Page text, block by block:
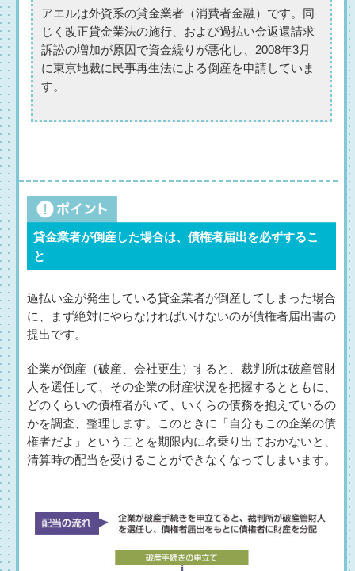
アエルは外資系の貸金業者（消費者金融）です。同
じく改正貸金業法の施行、および過払い金返還請求
訴訟の増加が原因で資金繰りが悪化し、2008年3月
に東京地裁に民事再生法による倒産を申請していま
す。
貸金業者が倒産した場合は、債権者届出を必ずするこ
と
過払い金が発生している貸金業者が倒産してしまった場合
に、まず絶対にやらなければいけないのが債権者届出書の
提出です。
企業が倒産（破産、会社更生）すると、裁判所は破産管財
人を選任して、その企業の財産状況を把握するとともに、
どのくらいの債権者がいて、いくらの債務を抱えているの
かを調査、整理します。このときに「自分もこの企業の債
権者だよ」ということを期限内に名乗り出ておかないと、
清算時の配当を受けることができなくなってしまいます。